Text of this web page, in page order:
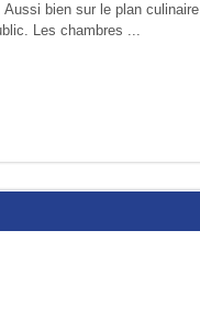
bien sur le plan culinaire
Les chambres ...